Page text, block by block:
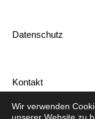
Datenschutz
Kontakt
Wir verwenden